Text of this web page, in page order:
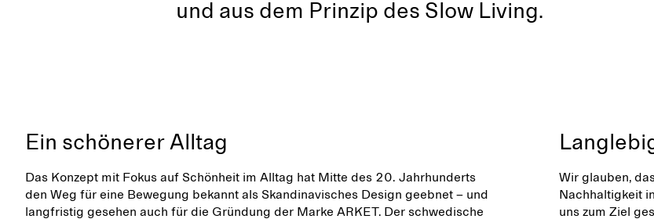
und aus dem Prinzip des Slow Living.
Ein schönerer Alltag
Das Konzept mit Fokus auf Schönheit im Alltag hat Mitte des 20. Jahrhunderts
den Weg für eine Bewegung bekannt als Skandinavisches Design geebnet – und
langfristig gesehen auch für die Gründung der Marke ARKET. Der schwedische
Wir glauben,
Nachhaltigkeit
uns zum Ziel